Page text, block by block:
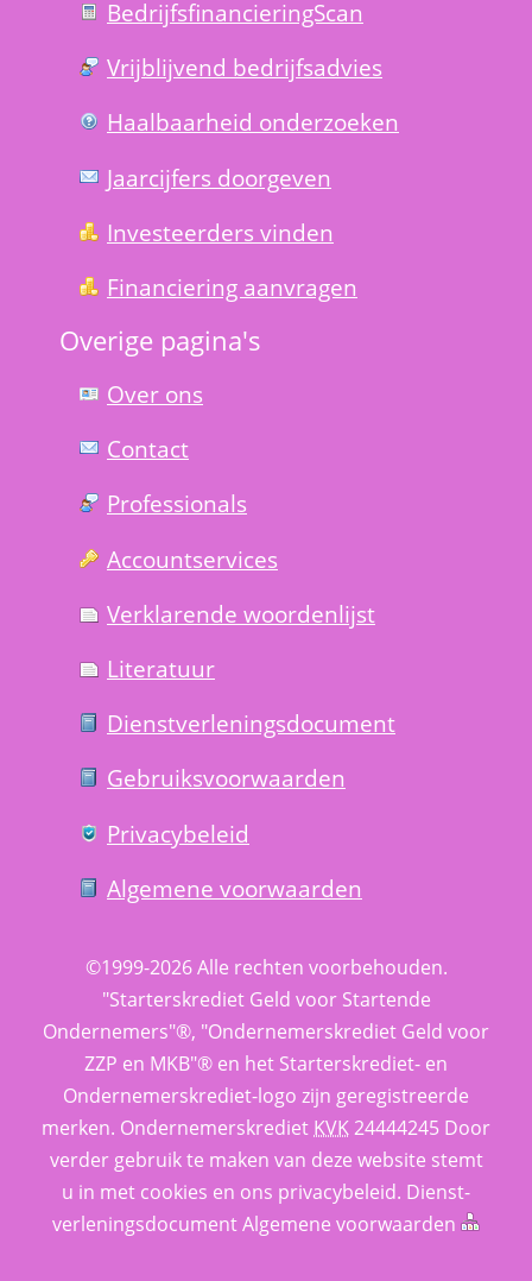
Bedrijfsfinanciering­Scan
Vrijblijvend bedrijfs­advies
Haal­baar­heid onder­zoeken
Jaarcijfers doorgeven
Investeerders vinden
Financiering aanvragen
Overige pagina's
Over ons
Contact
Professionals
Account­services
Verklarende woorden­lijst
Literatuur
Dienst­verlenings­document
Gebruiks­voorwaarden
Privacy­beleid
Algemene voorwaarden
©1999-2026 Alle rechten voorbehouden.
"Starterskrediet Geld voor Startende
Ondernemers"®, "Ondernemerskrediet Geld voor
ZZP en MKB"® en het Starterskrediet- en
Ondernemerskrediet-logo zijn geregistreerde
merken. Ondernemerskrediet KVK 24444245 Door
verder gebruik te maken van deze website stemt
u in met cookies en ons privacy­beleid. Dienst­
verlenings­documentAlgemene voorwaarden